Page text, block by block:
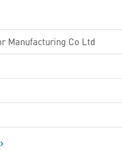
Manufacturing Co Ltd